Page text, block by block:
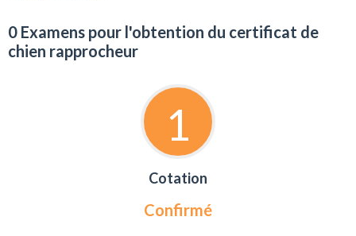
0 Examens pour l'obtention du certificat de
chien rapprocheur
1
Cotation
Confirmé